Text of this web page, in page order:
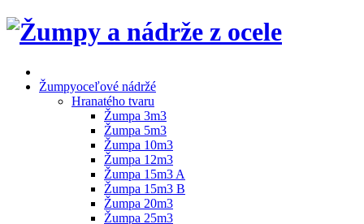
Žumpyoceľové nádržé
Hranatého tvaru
Žumpa 3m3
Žumpa 5m3
Žumpa 10m3
Žumpa 12m3
Žumpa 15m3 A
Žumpa 15m3 B
Žumpa 20m3
Žumpa 25m3